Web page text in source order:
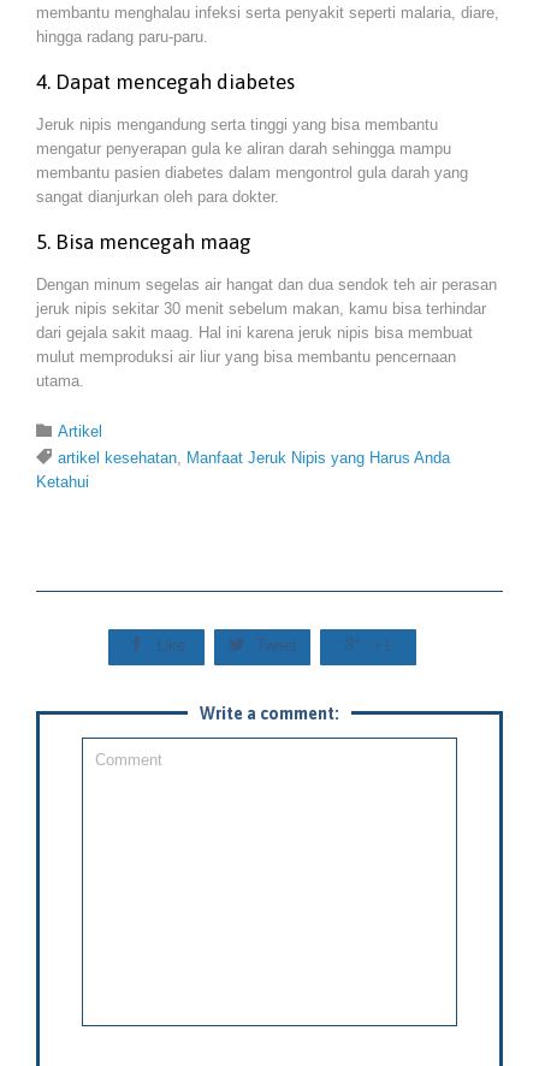
membantu menghalau infeksi serta penyakit seperti malaria, diare,
hingga radang paru-paru.
4. Dapat mencegah diabetes
Jeruk nipis mengandung serta tinggi yang bisa membantu
mengatur penyerapan gula ke aliran darah sehingga mampu
membantu pasien diabetes dalam mengontrol gula darah yang
sangat dianjurkan oleh para dokter.
5. Bisa mencegah maag
Dengan minum segelas air hangat dan dua sendok teh air perasan
jeruk nipis sekitar 30 menit sebelum makan, kamu bisa terhindar
dari gejala sakit maag. Hal ini karena jeruk nipis bisa membuat
mulut memproduksi air liur yang bisa membantu pencernaan
utama.
 Category
Artikel
 Tags
artikel kesehatan, Manfaat Jeruk Nipis yang Harus Anda
Ketahui
 Like  Tweet  +1
Write a comment: